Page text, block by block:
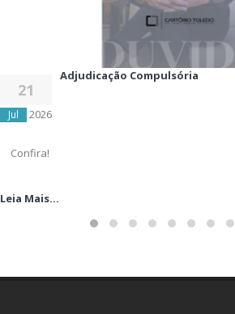
21
Jul 2026
Adjudicação Compulsória
Confira!
Leia Mais...